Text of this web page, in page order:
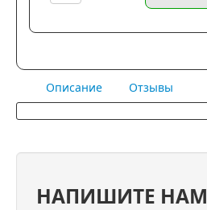
Описание Отзывы
НАПИШИТЕ НАМ